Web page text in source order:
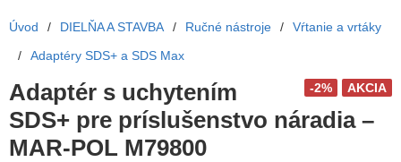
Úvod / DIELŇA A STAVBA / Ručné nástroje /
Vŕtanie a vrtáky
/
Adaptéry SDS+ a SDS Max
AKCIA
-2%
Adaptér s uchytením
SDS+ pre príslušenstvo náradia –
MAR-POL M79800